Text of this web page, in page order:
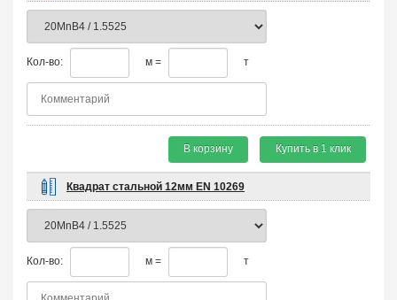
Кол-во: м = т
В корзину Купить в 1 клик
Квадрат стальной 12мм EN 10269
Кол-во: м = т